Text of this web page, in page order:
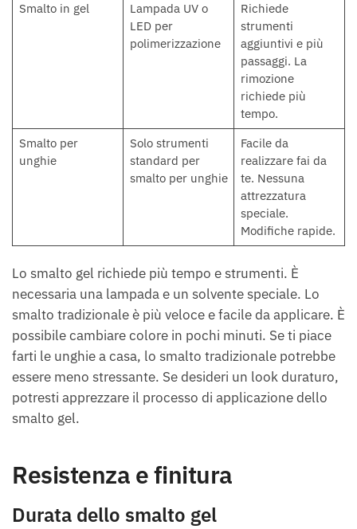
Smalto in gel
Lampada UV o
LED per
polimerizzazione
Richiede
strumenti
aggiuntivi e più
passaggi. La
rimozione
richiede più
tempo.
Smalto per
unghie
Solo strumenti
standard per
smalto per unghie
Facile da
realizzare fai da
te. Nessuna
attrezzatura
speciale.
Modifiche rapide.
Lo smalto gel richiede più tempo e strumenti. È
necessaria una lampada e un solvente speciale. Lo
smalto tradizionale è più veloce e facile da applicare. È
possibile cambiare colore in pochi minuti. Se ti piace
farti le unghie a casa, lo smalto tradizionale potrebbe
essere meno stressante. Se desideri un look duraturo,
potresti apprezzare il processo di applicazione dello
smalto gel.
Resistenza e finitura
Durata dello smalto gel